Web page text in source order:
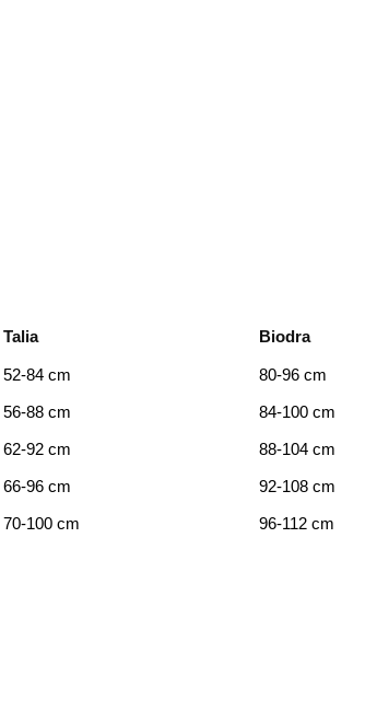
Talia Biodra
52-84 cm 80-96 cm
56-88 cm 84-100 cm
62-92 cm 88-104 cm
66-96 cm 92-108 cm
70-100 cm 96-112 cm